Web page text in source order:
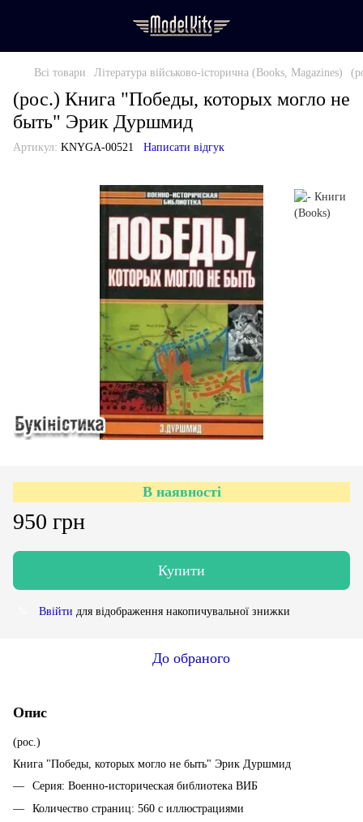
Всі товари Література військово-історична (Books, Magazines)
(рос.) Книга "Победы, которых могло не
быть" Эрик Дуршмид
Артикул: KNYGA-00521 Написати відгук
В наявності
950 грн
Купити
Ввійти для відображення накопичувальної знижки
До обраного
Опис
(рос.)
Книга "Победы, которых могло не быть" Эрик Дуршмид
Серия: Военно-историческая библиотека ВИБ
Количество страниц: 560 с иллюстрациями